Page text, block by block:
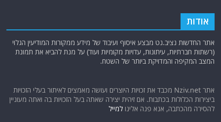
אודות
אתר החדשות נציב.נט מבצע איסוף ועיבוד של מידע ממקורות המודיעין הגלוי
(רשתות חברתיות, עיתונות, עדויות מקומיות ועוד) על מנת להביא את תמונת
המצב המקיפה והמדויקת ביותר של השטח.
אתר Nziv.net מכבד את זכויות היוצרים ועושה מאמצים לאיתור בעלי הזכויות
ביצירות הכלולות בכתבות. אם זיהית יצירה שאתה בעל הזכויות בה ואתה מעוניין
להסירה מהכתבה, אנא פנה אלינולמייל